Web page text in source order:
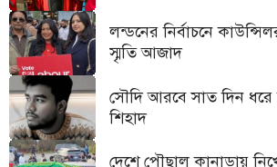
লন্ডনের নির্বাচনে
স্মৃতি আজাদ
সৌদি আরবে সাত দিন
শিহাদ
দেশে পৌছাল কানাডায়